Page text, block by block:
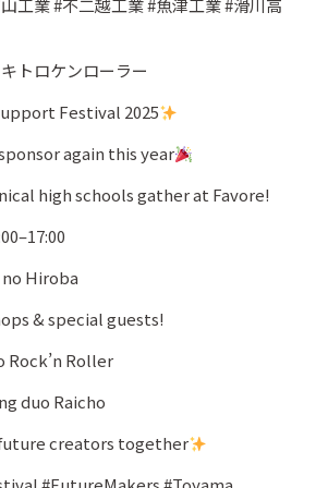
工業 #不二越工業 #魚津工業 #滑川高
トロケンローラー
Festival 2025
again this year
high schools gather at Favore!
no Hiroba
& special guests!
Roller
duo Raicho
creators together